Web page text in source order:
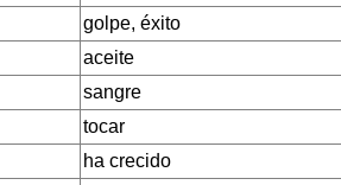
golpe, éxito
aceite
sangre
tocar
ha crecido